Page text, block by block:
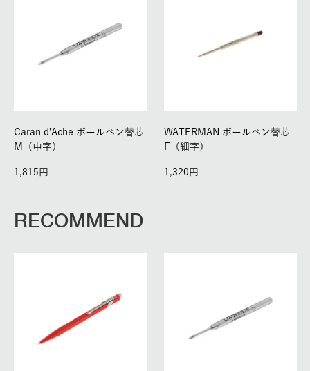
Caran d'Ache ボールペン替芯
M（中字）
1,815
WATERMAN ボールペン替芯
F（細字）
1,320
RECOMMEND